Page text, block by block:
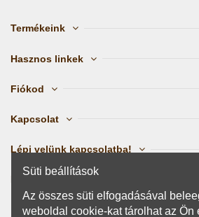
Termékeink
Hasznos linkek
Fiókod
Kapcsolat
Lépj velünk kapcsolatba!
Süti beállítások
Az összes süti elfogadásával
weboldal cookie-kat tárolhat az Ön